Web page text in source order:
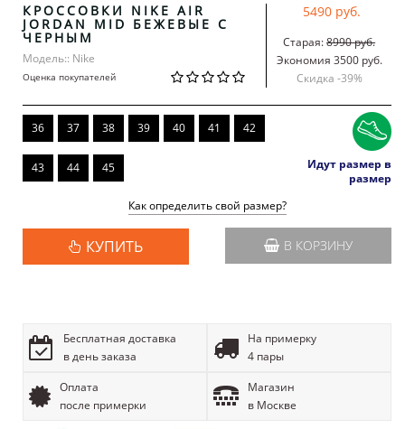
КРОССОВКИ NIKE AIR
JORDAN MID БЕЖЕВЫЕ С
ЧЕРНЫМ
Модель:: Nike
Оценка покупателей
5490 руб.
Старая:8990 руб.
Экономия 3500 руб.
Скидка -39%
36 37 38 39 40 41 42
43 44 45
Идут размер в
размер
Как определить свой размер?
КУПИТЬ В КОРЗИНУ
Бесплатная доставка
в день заказа
На примерку
4 пары
Оплата
после примерки
Магазин
в Москве